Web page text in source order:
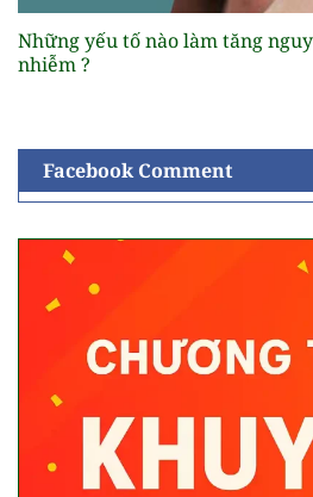
Những yếu tố nào làm tăng
nhiễm ?
Facebook Comment